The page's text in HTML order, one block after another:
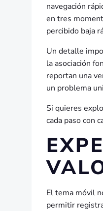
navegación
en tres
percibido baja
Un detalle
la asociación
reportan una
un problema
Si quieres
cada paso con
El tema móvil
permitir